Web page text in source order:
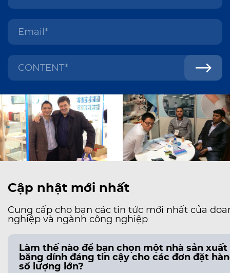
Cập nhật mới nhất
Cung cấp cho bạn các tin tức mới nhất của
nghiệp và ngành công nghiệp
Làm thế nào để bạn chọn một nhà sản xuất
băng dính đáng tin cậy cho các đơn đặt
số lượng lớn?